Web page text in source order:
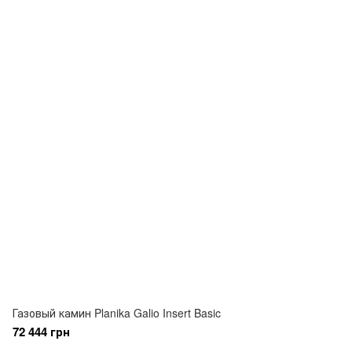
Газовый камин Planika Galio Insert Basic
72 444 грн